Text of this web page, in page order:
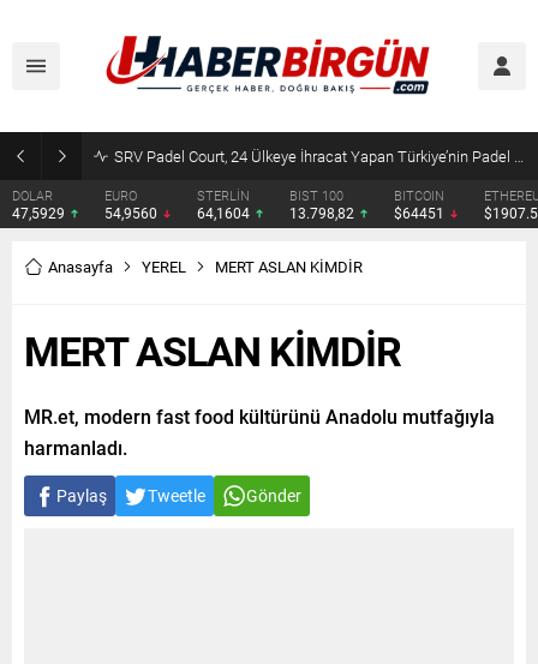
SRV Padel Court, 24 Ülkeye İhracat Yapan Türkiye’nin Padel Kortu Üretim Gücü
DOLAR
47,5929
EURO
54,9560
STERLİN
64,1604
BIST 100
13.798,82
BITCOIN
$64451
Anasayfa YEREL MERT ASLAN KİMDİR
MERT ASLAN KİMDİR
MR.et, modern fast food kültürünü Anadolu mutfağıyla
harmanladı.
Paylaş Tweetle Gönder